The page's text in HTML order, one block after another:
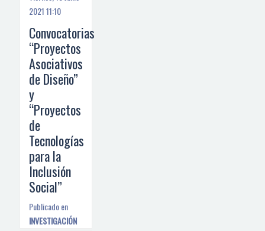
2021 11:10
Convocatorias
“Proyectos
Asociativos
de Diseño”
y
“Proyectos
de
Tecnologías
para la
Inclusión
Social”
Publicado en
INVESTIGACIÓN